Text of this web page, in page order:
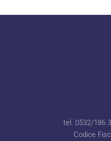
tel. 0532/186
Codice